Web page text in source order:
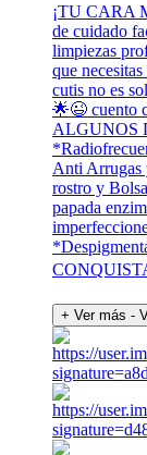
¡TU CARA
de cuidado
limpiezas
que
cutis no es
🌟😉 cuento
ALGUNOS
Anti Arrugas
rostro y
papada
+ Ver más -